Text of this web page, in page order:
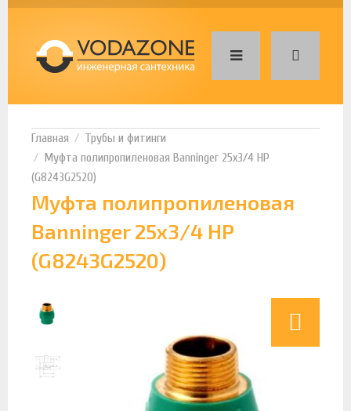
Трубы и фитинги
Муфта полипропиленовая Banninger 25х3/4 НР
(G8243G2520)
Муфта полипропиленовая
Banninger 25х3/4 НР
(G8243G2520)